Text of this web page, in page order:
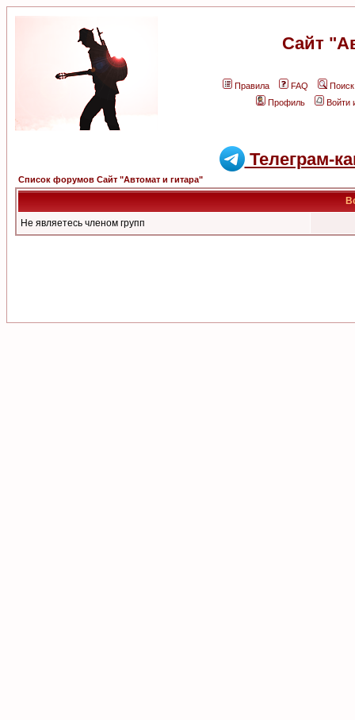
Сайт
Правила FAQ
Поиск
Профиль
Войти
Телеграм-
Список форумов Сайт "Автомат и гитара"
Не являетесь членом групп